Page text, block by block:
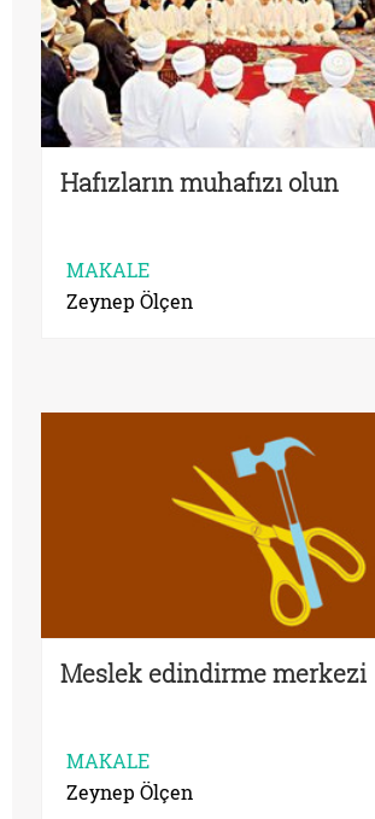
Hafızların muhafızı olun
MAKALE
Zeynep Ölçen
Meslek edindirme merkezi
MAKALE
Zeynep Ölçen